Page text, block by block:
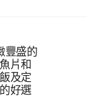
豐盛的
片和
及定
好選